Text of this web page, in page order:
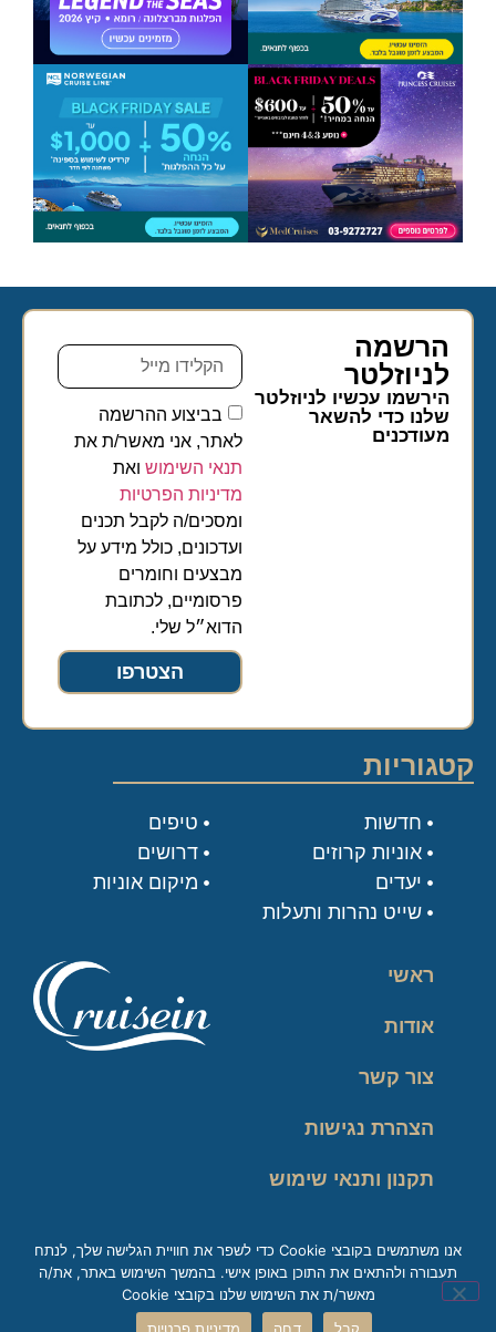
הרשמה
לניוזלטר​
הירשמו עכשיו לניוזלטר
שלנו כדי להשאר
מעודכנים
בביצוע ההרשמה
לאתר, אני מאשר/ת את
תנאי השימושואת
מדיניות הפרטיות
ומסכים/ה לקבל תכנים
ועדכונים, כולל מידע על
מבצעים וחומרים
פרסומיים, לכתובת
הדוא״ל שלי.
הצטרפו
ראשי
אודות
צור קשר
הצהרת נגישות
תקנון ותנאי שימוש
זכות עיון במידע
קטגוריות
טיפים
דרושים
מיקום אוניות
חדשות
אוניות קרוזים
יעדים
שייט נהרות ותעלות
אנו משתמשים בקובצי Cookie כדי לשפר את חוויית הגלישה שלך, לנתח
תעבורה ולהתאים את התוכן באופן אישי. בהמשך השימוש באתר, את/ה
מאשר/ת את השימוש שלנו בקובצי Cookie
קבל
דחה מדיניות פרטיות